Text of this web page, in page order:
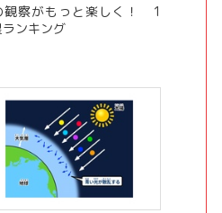
観察がもっと楽しく！ 1
ランキング